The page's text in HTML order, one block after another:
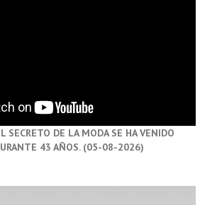
SECRETO DE LA MODA SE HA VENIDO
43 AÑOS. (05-08-2026)